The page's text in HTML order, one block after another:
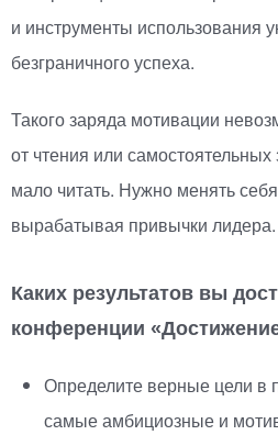
и инструменты использования
безграничного успеха.
Такого заряда мотивации
от чтения или
мало читать. Нужно менять
вырабатывая привычки лидера.
Каких результатов вы
конференции «
Определите верные цели в
самые амбициозные и